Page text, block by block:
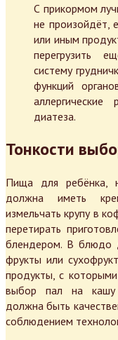
С прикормом
не произойдёт,
или иным
перегрузить
систему
функций
диатеза.
Тонкости
Пища для ребёнка,
должна иметь
измельчать крупу в
перетирать
блендером. В блюдо
фрукты или
продукты, с
выбор пал на кашу
должна быть
соблюдением